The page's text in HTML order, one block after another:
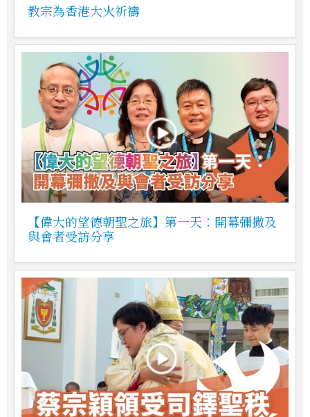
教宗為香港大火祈禱
【偉大的望德朝聖之旅】第一天：開幕彌撒及
與會者受訪分享